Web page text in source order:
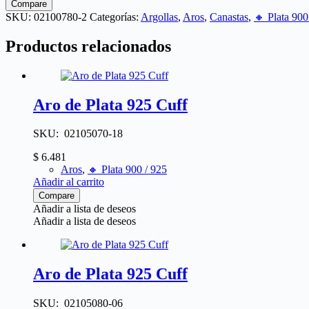
Compare
SKU: 02100780-2 Categorías: Argollas, Aros, Canastas, 🔸​ Plata
Productos relacionados
Aro de Plata 925 Cuff
SKU: 02105070-18
$ 6.481
Aros, 🔸​ Plata 900 / 925
Añadir al carrito
Compare
Añadir a lista de deseos
Añadir a lista de deseos
Aro de Plata 925 Cuff
SKU: 02105080-06